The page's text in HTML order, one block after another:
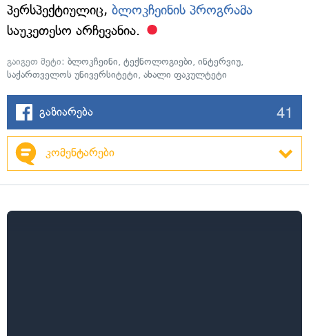
პერსპექტიულიც, ბლოკჩეინის პროგრამა
საუკეთესო არჩევანია.
გაიგეთ მეტი: ბლოკჩეინი, ტექნოლოგიები, ინტერვიუ,
საქართველოს უნივერსიტეტი, ახალი ფაკულტეტი
გაზიარება 41
კომენტარები